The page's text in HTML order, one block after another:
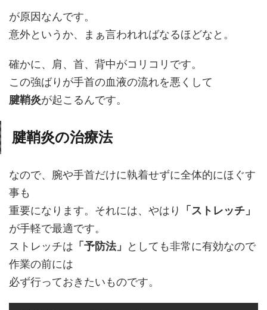
が原因なんです。
意外というか、まぁ言われればなるほどなと。
確かに、肩、首、背中がコリコリです。
この強ばりが手首の血液の流れを悪くして
腱鞘炎が起こるんです。
腱鞘炎の治療法
なので、腕や手首だけに執着せずに全体的にほぐす
事も
重要になります。それには、やはり
「ストレッチ」
が手軽で最適です。
ストレッチは 「予防法」
としても非常に有効なので
作業の前には
必ず行っておきたいものです。